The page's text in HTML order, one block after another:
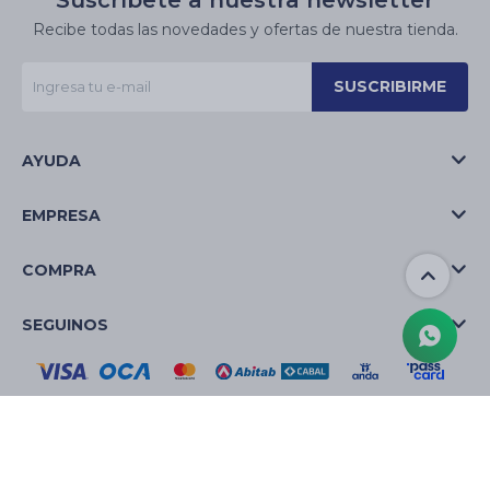
Recibe todas las novedades y ofertas de nuestra tienda.
SUSCRIBIRME
AYUDA
EMPRESA
COMPRA
SEGUINOS